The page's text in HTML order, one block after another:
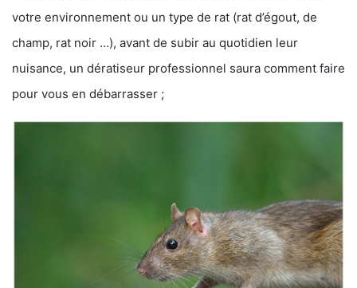
votre environnement ou un type de rat (rat d’égout, de
champ, rat noir …), avant de subir au quotidien leur
nuisance, un dératiseur professionnel saura comment faire
pour vous en débarrasser ;